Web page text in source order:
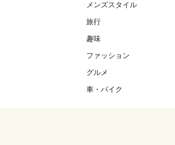
メンズスタイル
旅行
趣味
ファッション
グルメ
車・バイク